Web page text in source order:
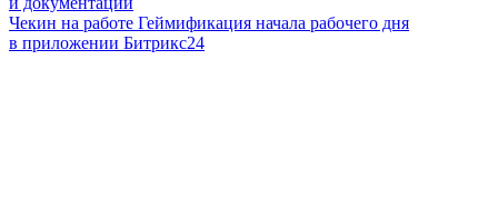
Чекин на работе Геймификация начала рабочего дня
в приложении Битрикс24